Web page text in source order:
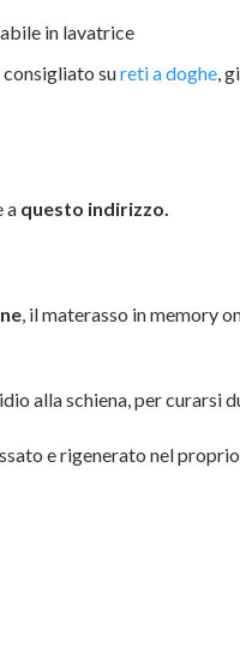
in lavatrice
sureti a doghe,
a questo indirizzo.
, il materasso in memory
alla schiena, per curarsi
e rigenerato nel